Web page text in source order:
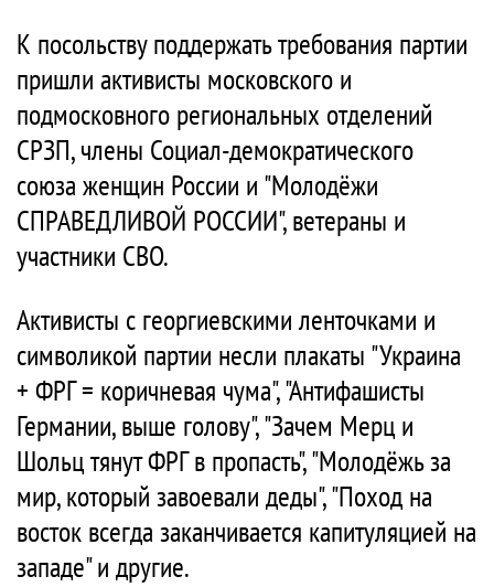
К посольству поддержать требования партии
пришли активисты московского и
подмосковного региональных отделений
СРЗП, члены Социал-демократического
союза женщин России и "Молодёжи
СПРАВЕДЛИВОЙ РОССИИ", ветераны и
участники СВО.
Активисты с георгиевскими ленточками и
символикой партии несли плакаты "Украина
+ ФРГ = коричневая чума", "Антифашисты
Германии, выше голову", "Зачем Мерц и
Шольц тянут ФРГ в пропасть", "Молодёжь за
мир, который завоевали деды", "Поход на
восток всегда заканчивается капитуляцией на
западе" и другие.